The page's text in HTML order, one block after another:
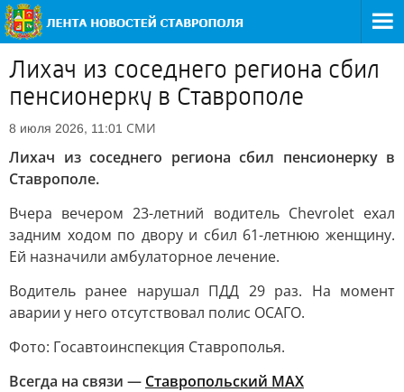
Лихач из соседнего региона сбил
пенсионерку в Ставрополе
8 июля 2026, 11:01 СМИ
Лихач из соседнего региона сбил пенсионерку в
Ставрополе.
Вчера вечером 23-летний водитель Chevrolet ехал
задним ходом по двору и сбил 61-летнюю женщину.
Ей назначили амбулаторное лечение.
Водитель ранее нарушал ПДД 29 раз. На момент
аварии у него отсутствовал полис ОСАГО.
Фото: Госавтоинспекция Ставрополья.
Всегда на связи — Ставропольский МАХ